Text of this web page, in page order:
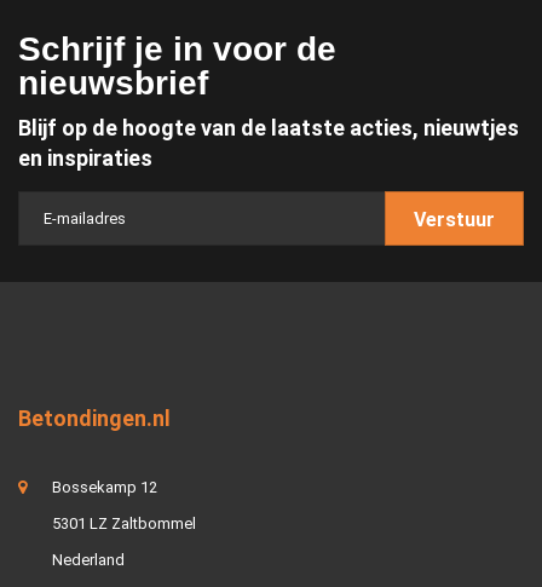
Schrijf je in voor de
nieuwsbrief
Blijf op de hoogte van de laatste acties, nieuwtjes
en inspiraties
Verstuur
Betondingen.nl
Bossekamp 12
5301 LZ Zaltbommel
Nederland